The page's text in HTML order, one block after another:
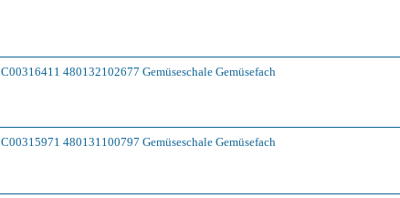
C00316411 480132102677 Gemüseschale Gemüsefach
C00315971 480131100797 Gemüseschale Gemüsefach